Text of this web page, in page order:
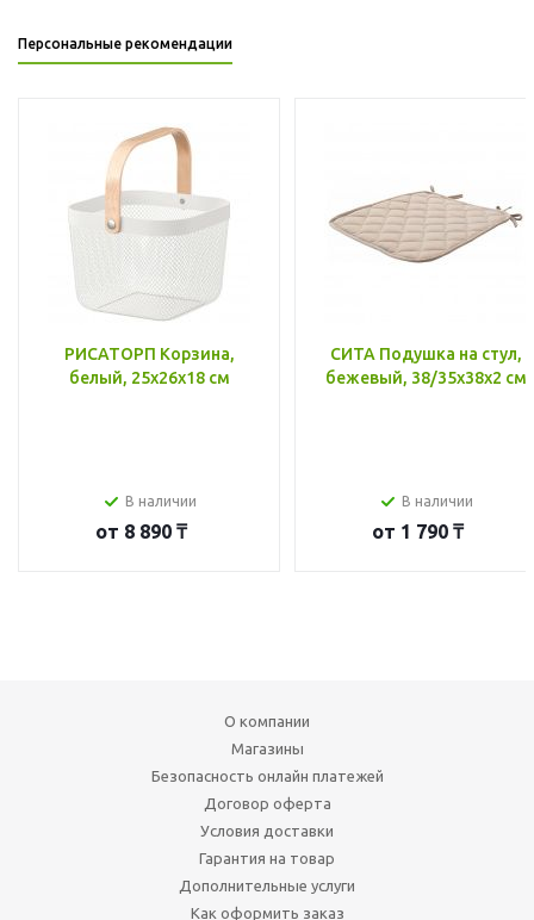
Персональные рекомендации
РИСАТОРП Корзина,
белый, 25x26x18 см
В наличии
от 8 890 ₸
СИТА Подушка на стул,
бежевый, 38/35x38x2 см
В наличии
от 1 790 ₸
О компании
Магазины
Безопасность онлайн платежей
Договор оферта
Условия доставки
Гарантия на товар
Дополнительные услуги
Как оформить заказ